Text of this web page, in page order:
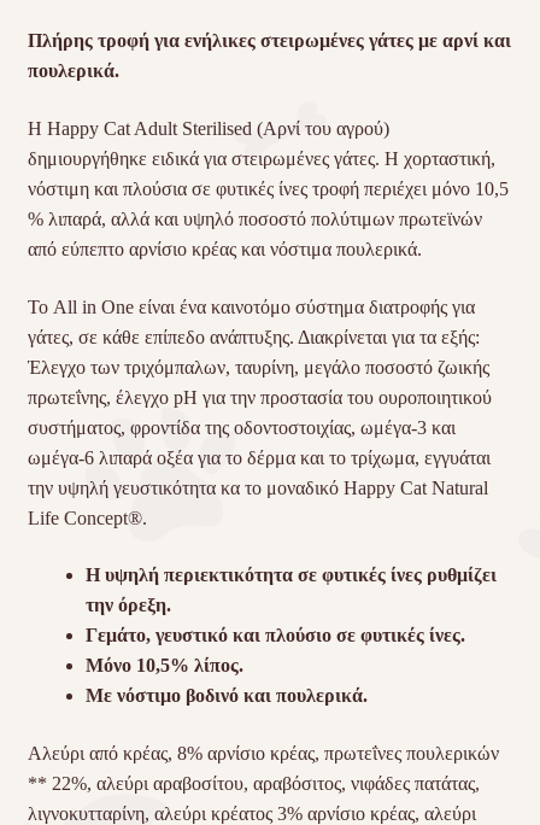
Πλήρης τροφή για ενήλικες στειρωμένες γάτες με αρνί και
πουλερικά.
Η Happy Cat Adult Sterilised (Αρνί του αγρού)
δημιουργήθηκε ειδικά για στειρωμένες γάτες. Η χορταστική,
νόστιμη και πλούσια σε φυτικές ίνες τροφή περιέχει μόνο 10,5
% λιπαρά, αλλά και υψηλό ποσοστό πολύτιμων πρωτεϊνών
από εύπεπτο αρνίσιο κρέας και νόστιμα πουλερικά.
Το All in One είναι ένα καινοτόμο σύστημα διατροφής για
γάτες, σε κάθε επίπεδο ανάπτυξης. Διακρίνεται για τα εξής:
Έλεγχο των τριχόμπαλων, ταυρίνη, μεγάλο ποσοστό ζωικής
πρωτεΐνης, έλεγχο pH για την προστασία του ουροποιητικού
συστήματος, φροντίδα της οδοντοστοιχίας, ωμέγα-3 και
ωμέγα-6 λιπαρά οξέα για το δέρμα και το τρίχωμα, εγγυάται
την υψηλή γευστικότητα κα το μοναδικό Happy Cat Natural
Life Concept®.
Η υψηλή περιεκτικότητα σε φυτικές ίνες ρυθμίζει
την όρεξη.
Γεμάτο, γευστικό και πλούσιο σε φυτικές ίνες.
Μόνο 10,5% λίπος.
Με νόστιμο βοδινό και πουλερικά.
Αλεύρι από κρέας, 8% αρνίσιο κρέας, πρωτεΐνες πουλερικών
** 22%, αλεύρι αραβοσίτου, αραβόσιτος, νιφάδες πατάτας,
λιγνοκυτταρίνη, αλεύρι κρέατος 3% αρνίσιο κρέας, αλεύρι